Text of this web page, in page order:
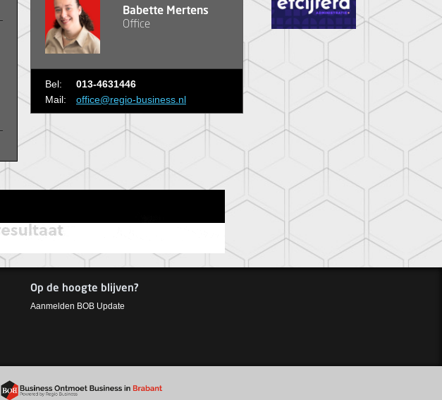
Babette Mertens
Office
Bel:
013-4631446
Mail:
office@regio-business.nl
Op de hoogte blijven?
Aanmelden BOB Update